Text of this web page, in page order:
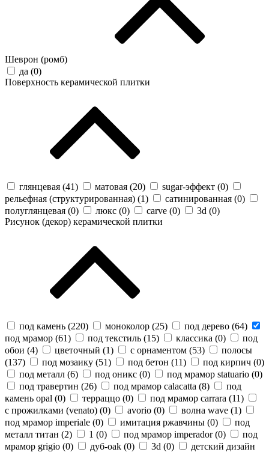
Шеврон (ромб)
да (0)
Поверхность керамической плитки
глянцевая (41) матовая (20) sugar-эффект (0)
рельефная (структурированная) (1) сатинированная (0)
полуглянцевая (0) люкс (0) carve (0) 3d (0)
Рисунок (декор) керамической плитки
под камень (220) моноколор (25) под дерево (64)
под мрамор (61) под текстиль (15) классика (0)
под
обои (4) цветочный (1) с орнаментом (53)
полосы
(137) под мозаику (51) под бетон (11) под кирпич (0)
под металл (6) под оникс (0) под мрамор statuario (0)
под травертин (26) под мрамор calacatta (8)
под
камень opal (0) терраццо (0) под мрамор carrara (11)
с прожилками (venato) (0) avorio (0) волна wave (1)
под мрамор imperiale (0) имитация ржавчины (0)
под
металл титан (2) 1 (0) под мрамор imperador (0)
под
мрамор grigio (0) дуб-oak (0) 3d (0)
детский дизайн